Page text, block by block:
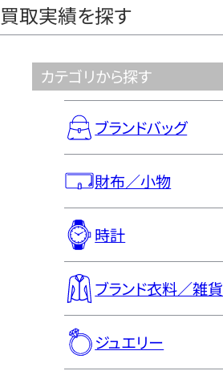
買取実績を探す
カテゴリから探す
ブランドバッグ
財布／小物
時計
ブランド衣料／雑貨
ジュエリー